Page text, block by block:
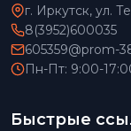
г. Иркутск, ул.
8(3952)600035
605359@prom-
Пн-Пт: 9:00-
Быстрые